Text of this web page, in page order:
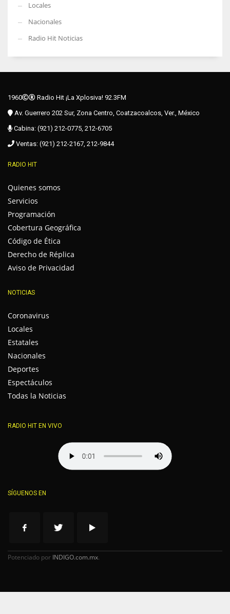
Locales
Nacionales
Radio Hit Noticias
1960
Radio Hit ¡La Xplosiva! 92.3FM
Av. Guerrero 202 Sur, Zona Centro, Coatzacoalcos, Ver., México
Cabina: (921) 212-0775, 212-6705
Ventas: (921) 212-2167, 212-9844
RADIO HIT
Quienes somos
Servicios
Programación
Cobertura Geográfica
Código de Ética
Derecho de Réplica
Aviso de Privacidad
NOTICIAS
Coronavirus
Locales
Estatales
Nacionales
Deportes
Espectáculos
Todas la Noticias
RADIO HIT EN VIVO
SÍGUENOS EN
Potenciado por INDIGO.com.mx.